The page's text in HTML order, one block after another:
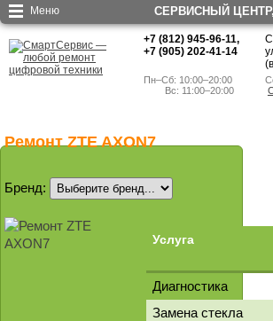
СЕРВИСНЫЙ
+7 (812) 945-96-11,
+7 (905) 202-41-14
Пн–Сб: 10:00–20:00
Вс: 11:00–20:00
Меню
Ремонт ZTE AXON7
Бренд:
Услуга
Диагностика
Замена стекла